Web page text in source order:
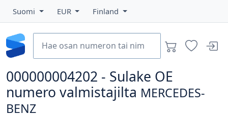
Suomi EUR Finland
000000004202 - Sulake OE
numero valmistajilta MERCEDES-
BENZ